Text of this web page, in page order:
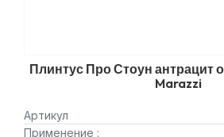
Плинтус Про Стоун антрацит
Marazzi
Артикул
Применение :